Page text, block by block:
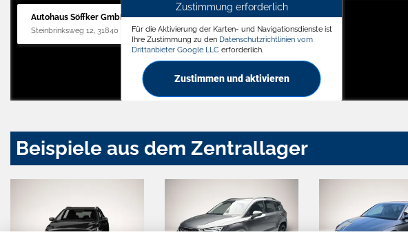
Autohaus Söffker GmbH
Steinbrinksweg 12, 31840 Hessisch Oldendorf
Zustimmung erforderlich
Für die Aktivierung der Karten- und Navigationsdienste ist
Ihre Zustimmung zu den Datenschutzrichtlinien vom
Drittanbieter Google LLC erforderlich.
Zustimmen und aktivieren
Beispiele aus dem Zentrallager